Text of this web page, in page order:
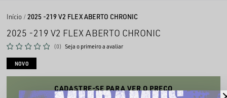
Início 2025 -219 V2 FLEX ABERTO CHRONIC
2025 -219 V2 FLEX ABERTO CHRONIC
(0) Seja o primeiro a avaliar
NOVO
CADASTRE-SE PARA VER O PREÇO